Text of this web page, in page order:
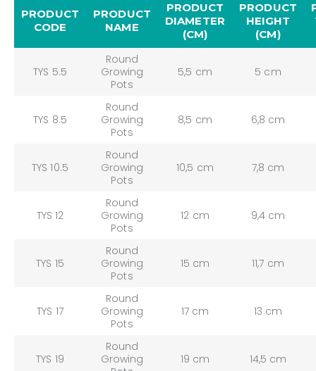
PRODUCT
CODE
PRODUCT
NAME
PRODUCT
DIAMETER
(CM)
PRODUCT
HEIGHT
(CM)
TYS 5.5
Round
Growing
Pots
5,5 cm 5 cm
TYS 8.5
Round
Growing
Pots
8,5 cm 6,8 cm
TYS 10.5
Round
Growing
Pots
10,5 cm 7,8 cm
TYS 12
Round
Growing
Pots
12 cm 9,4 cm
TYS 15
Round
Growing
Pots
15 cm 11,7 cm
TYS 17
Round
Growing
Pots
17 cm 13 cm
TYS 19
Round
Growing
19 cm 14,5 cm